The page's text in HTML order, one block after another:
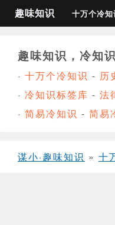
趣味知识 十万个冷知
趣味知识，冷知
· 十万个冷知识 - 历
· 冷知识标签库 - 法
· 简易冷知识 - 简易
谋小·趣味知识 » 十